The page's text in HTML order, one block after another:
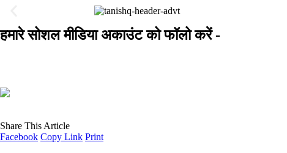
हमारे सोशल मीडिया अकाउंट को फॉलो करें -
Share This Article
Facebook Copy Link Print